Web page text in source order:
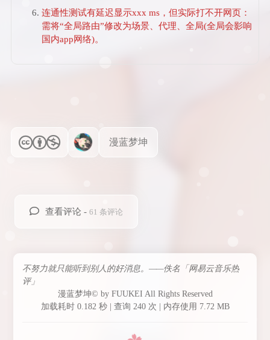
连通性测试有延迟显示xxx ms，但实际打不开网页：
需将“全局路由”修改为场景、代理、全局(全局会影响
国内app网络)。
漫蓝梦坤
查看评论 -61 条评论
不努力就只能听到别人的好消息。——佚名「网易云音乐热
评」
漫蓝梦坤© by FUUKEI All Rights Reserved
加载耗时 0.182 秒 | 查询 240 次 | 内存使用 7.72 MB